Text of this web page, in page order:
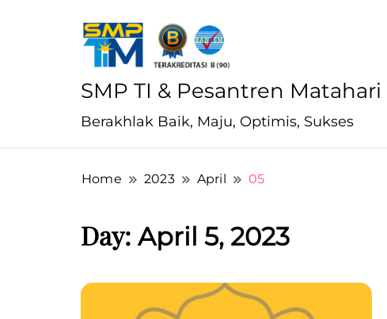
SMP TI & Pesantren Matahari
Berakhlak Baik, Maju, Optimis, Sukses
Home 2023 April 05
Day: April 5, 2023